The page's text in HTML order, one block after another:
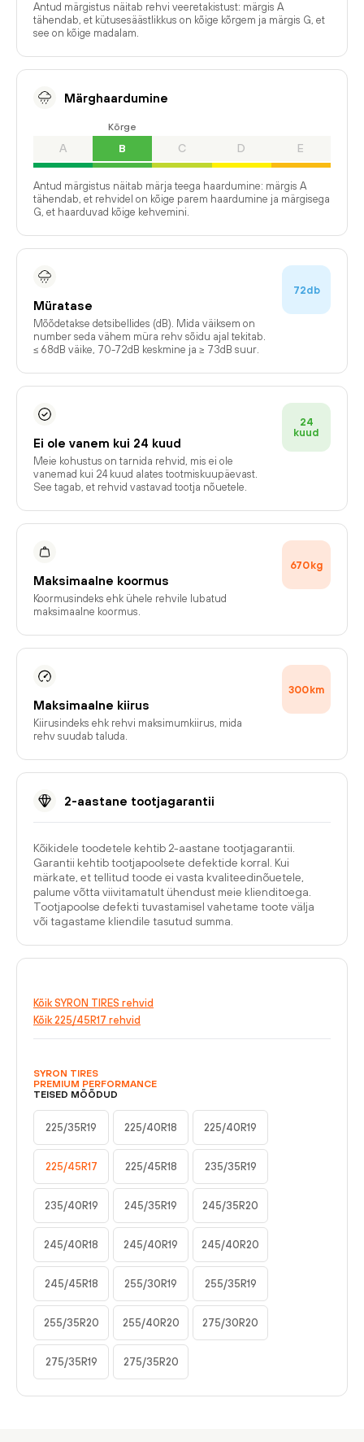
Antud märgistus näitab rehvi veeretakistust: märgis A
tähendab, et kütusesäästlikkus on kõige kõrgem ja märgis G, et
see on kõige madalam.
Märghaardumine
A
Kõrge
B C D E
Antud märgistus näitab märja teega haardumine: märgis A
tähendab, et rehvidel on kõige parem haardumine ja märgisega
G, et haarduvad kõige kehvemini.
Müratase
Mõõdetakse detsibellides (dB). Mida väiksem on
number seda vähem müra rehv sõidu ajal tekitab.
≤ 68dB väike, 70-72dB keskmine ja ≥ 73dB suur.
72db
Ei ole vanem kui 24 kuud
Meie kohustus on tarnida rehvid, mis ei ole
vanemad kui 24 kuud alates tootmiskuupäevast.
See tagab, et rehvid vastavad tootja nõuetele.
24
kuud
Maksimaalne koormus
Koormusindeks ehk ühele rehvile lubatud
maksimaalne koormus.
670kg
Maksimaalne kiirus
Kiirusindeks ehk rehvi maksimumkiirus, mida
rehv suudab taluda.
300km
2-aastane tootjagarantii
Kõikidele toodetele kehtib 2-aastane tootjagarantii.
Garantii kehtib tootjapoolsete defektide korral. Kui
märkate, et tellitud toode ei vasta kvaliteedinõuetele,
palume võtta viivitamatult ühendust meie klienditoega.
Tootjapoolse defekti tuvastamisel vahetame toote välja
või tagastame kliendile tasutud summa.
Kõik SYRON TIRES rehvid
Kõik 225/45R17 rehvid
SYRON TIRES
PREMIUM PERFORMANCE
TEISED MÕÕDUD
225/35R19 225/40R18 225/40R19
225/45R17 225/45R18 235/35R19
235/40R19 245/35R19 245/35R20
245/40R18 245/40R19 245/40R20
245/45R18 255/30R19 255/35R19
255/35R20 255/40R20 275/30R20
275/35R19 275/35R20